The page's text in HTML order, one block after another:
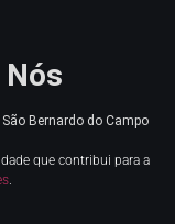
São Bernardo do Campo
que contribui para a
.